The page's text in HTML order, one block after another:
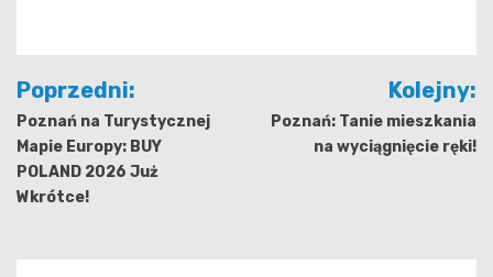
Nawigacja
wpisu
Poprzedni:
Poznań na Turystycznej
Mapie Europy: BUY
POLAND 2026 Już
Wkrótce!
Kolejny:
Poznań: Tanie mieszkania
na wyciągnięcie ręki!